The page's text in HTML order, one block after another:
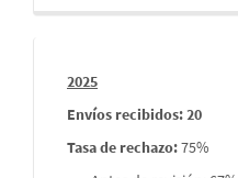
Informes
envios
2025
Envíos recibidos: 20
Tasa de rechazo:75%